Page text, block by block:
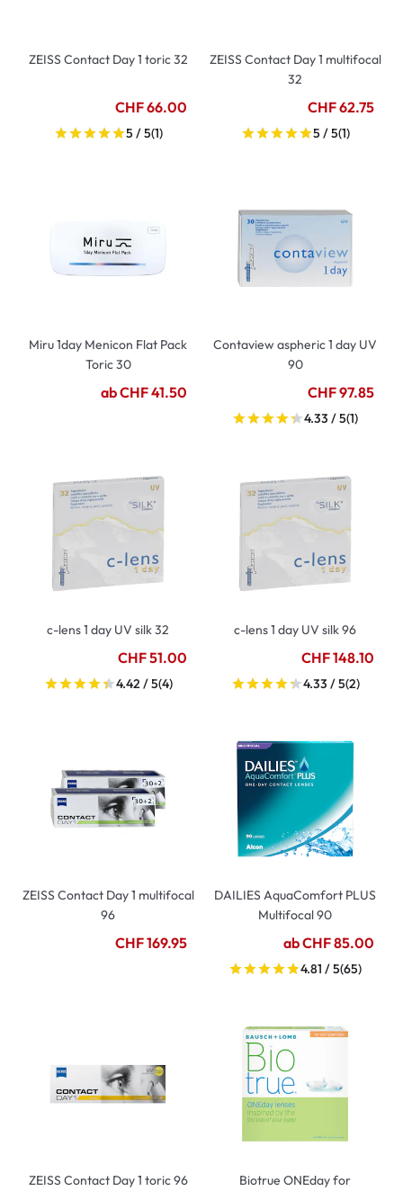
ZEISS Contact Day 1 toric 32
CHF 66.00
5 / 5(1)
ZEISS Contact Day 1 multifocal
32
CHF 62.75
5 / 5(1)
Miru 1day Menicon Flat Pack
Toric 30
ab CHF 41.50
Contaview aspheric 1 day UV
90
CHF 97.85
4.33 / 5(1)
c-lens 1 day UV silk 32
CHF 51.00
4.42 / 5(4)
c-lens 1 day UV silk 96
CHF 148.10
4.33 / 5(2)
ZEISS Contact Day 1 multifocal
96
CHF 169.95
DAILIES AquaComfort PLUS
Multifocal 90
ab CHF 85.00
4.81 / 5(65)
ZEISS Contact Day 1 toric 96
Biotrue ONEday for